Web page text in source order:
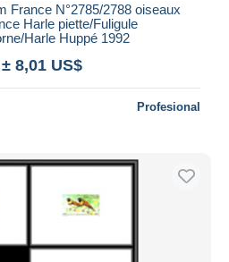
France N°2785/2788 oiseaux
Harle piette/Fuligule
Harle Huppé 1992
± 8,01 US$
Profesional